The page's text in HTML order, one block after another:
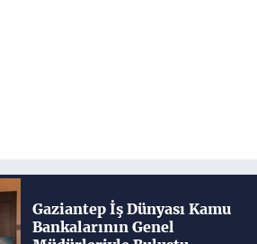
Gaziantep İş Dünyası Kamu
Bankalarının Genel